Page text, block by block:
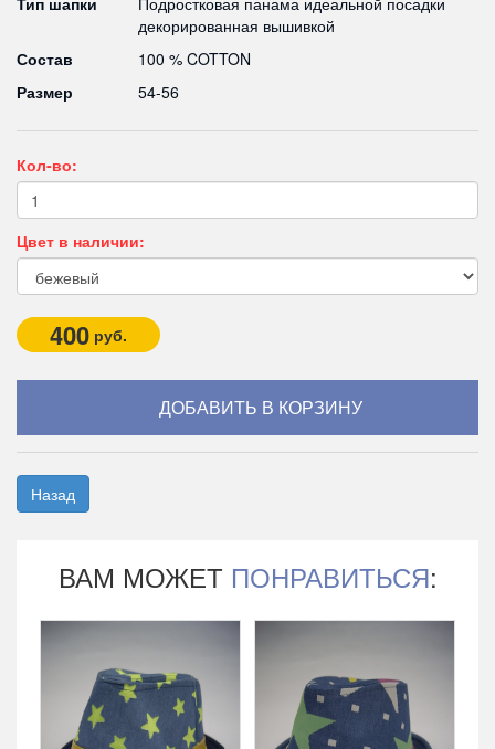
декорированная вышивкой
Состав
100 % COTTON
Размер
54-56
Кол-во:
Цвет в наличии:
400 руб.
Назад
ВАМ МОЖЕТ ПОНРАВИТЬСЯ: